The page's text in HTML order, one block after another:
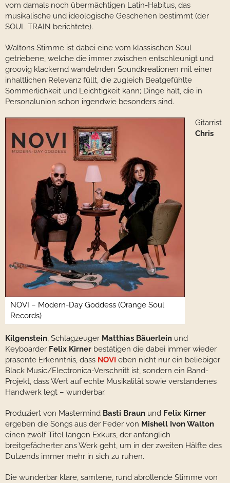
vom damals noch übermächtigen Latin-Habitus, das
musikalische und ideologische Geschehen bestimmt (der
SOUL TRAIN berichtete).
Waltons Stimme ist dabei eine vom klassischen Soul
getriebene, welche die immer zwischen entschleunigt und
groovig klackernd wandelnden Soundkreationen mit einer
inhaltlichen Relevanz füllt, die zugleich Beatgefühlte
Sommerlichkeit und Leichtigkeit kann; Dinge halt, die in
Personalunion schon irgendwie besonders sind.
NOVI – Modern-Day Goddess (Orange Soul
Records)
Gitarrist
Chris
Kilgenstein, Schlagzeuger Matthias Bäuerlein und
Keyboarder Felix Kirner bestätigen die dabei immer wieder
präsente Erkenntnis, dass NOVI eben nicht nur ein beliebiger
Black Music/Electronica-Verschnitt ist, sondern ein Band-
Projekt, dass Wert auf echte Musikalität sowie verstandenes
Handwerk legt – wunderbar.
Produziert von Mastermind Basti Braun und Felix Kirner
ergeben die Songs aus der Feder von Mishell Ivon Walton
einen zwölf Titel langen Exkurs, der anfänglich
breitgefächerter ans Werk geht, um in der zweiten Hälfte des
Dutzends immer mehr in sich zu ruhen.
Die wunderbar klare, samtene, rund abrollende Stimme von